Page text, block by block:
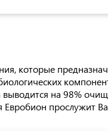
которые
выводится на 98%
Евробион прослужит